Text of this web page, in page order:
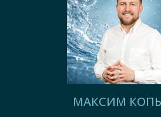
МАКСИМ